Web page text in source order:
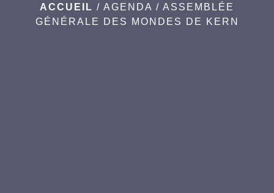
ACCUEIL / AGENDA / ASSEMBLÉE
GÉNÉRALE DES MONDES DE KERN